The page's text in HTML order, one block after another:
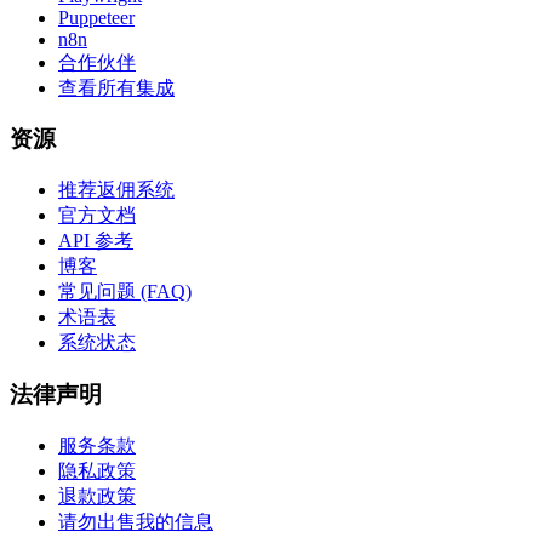
Puppeteer
n8n
合作伙伴
查看所有集成
资源
推荐返佣系统
官方文档
API 参考
博客
常见问题 (FAQ)
术语表
系统状态
法律声明
服务条款
隐私政策
退款政策
请勿出售我的信息